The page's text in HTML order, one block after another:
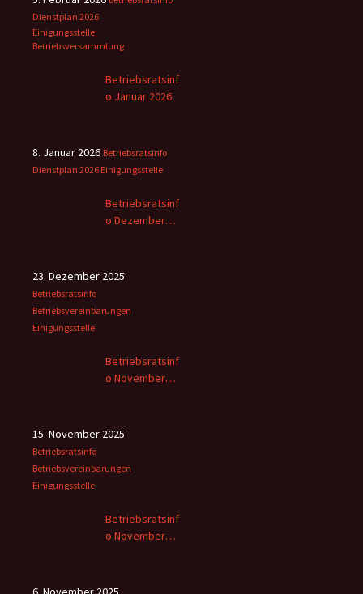
Dienstplan 2026
Einigungsstelle;
Betriebsversammlung
Betriebsratsinf
o Januar 2026
8. Januar 2026 Betriebsratsinfo
Dienstplan 2026 Einigungsstelle
Betriebsratsinf
o Dezember
23. Dezember 2025
Betriebsratsinfo
Betriebsvereinbarungen
Einigungsstelle
Betriebsratsinf
o November
15. November 2025
Betriebsratsinfo
Betriebsvereinbarungen
Einigungsstelle
Betriebsratsinf
o November